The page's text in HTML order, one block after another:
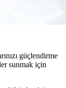
güçlendirme
sunmak için